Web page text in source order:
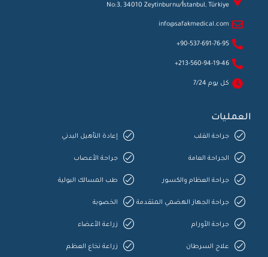
No:3, 34010 Zeytinburnu/İstanbul, Türkiye
info@safakmedical.com
90-537-691-76-95+
213-560-94-19-46+
كل يوم 7/24
العمليات
جراحة القلب
الجراحة العامة
جراحة العظام والكسور
جراحة الجهاز الهضمي المتقدمة
جراحة الأورام
علاج السرطان
إعادة التأهيل البدني
جراحة الأعصاب
طب المسالك البولية
الخصوبة
زراعة الأعضاء
زراعة نخاع العظم